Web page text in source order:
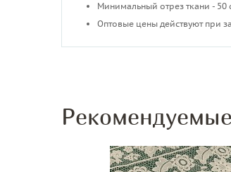
Минимальный отрез ткани - 50
Оптовые цены действуют при